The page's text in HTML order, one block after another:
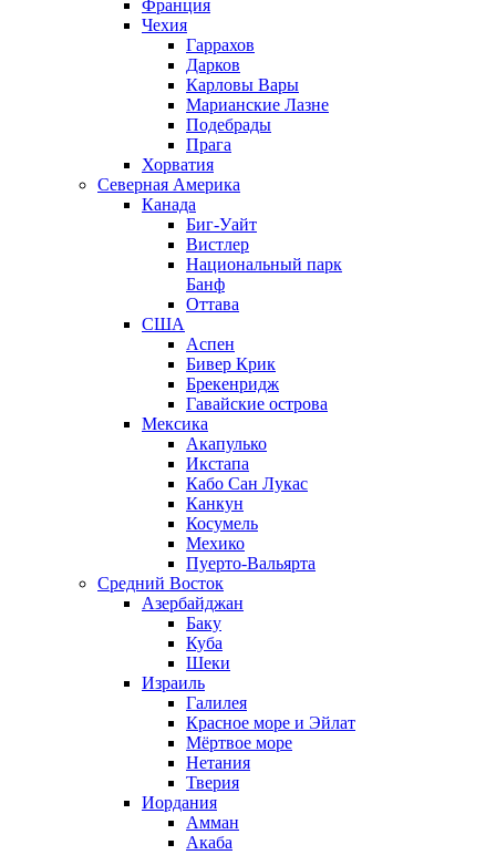
Франция
Чехия
Гаррахов
Дарков
Карловы Вары
Марианские Лазне
Подебрады
Прага
Хорватия
Северная Америка
Канада
Биг-Уайт
Вистлер
Национальный парк
Банф
Оттава
США
Аспен
Бивер Крик
Брекенридж
Гавайские острова
Мексика
Акапулько
Икстапа
Кабо Сан Лукас
Канкун
Косумель
Мехико
Пуерто-Вальярта
Средний Восток
Азербайджан
Баку
Куба
Шеки
Израиль
Галилея
Красное море и Эйлат
Мёртвое море
Нетания
Тверия
Иордания
Амман
Акаба